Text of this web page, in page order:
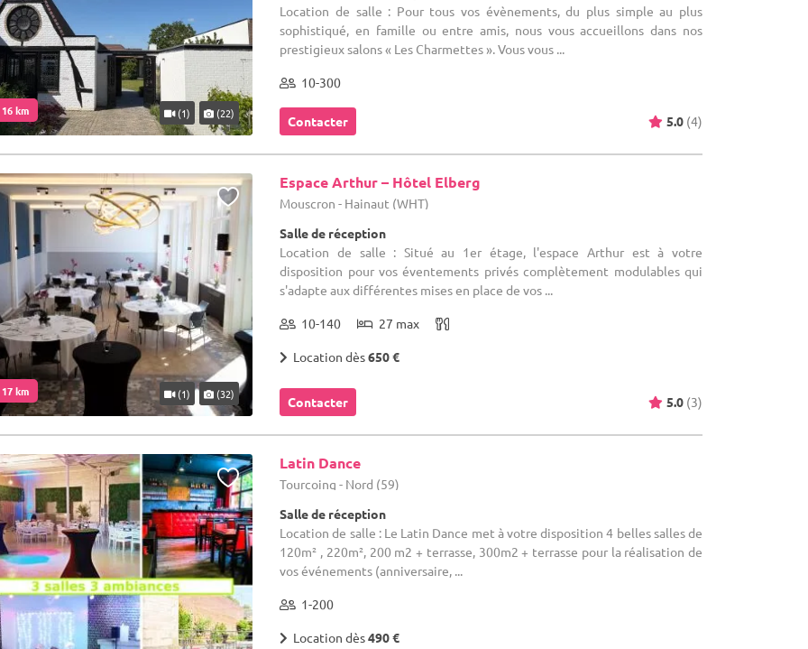
km (1) (22)
Location de salle : Pour tous vos évènements, du plus simple au plus
sophistiqué, en famille ou entre amis, nous vous accueillons dans nos
prestigieux salons « Les Charmettes ». Vous vous ...
10-300
Contacter 5.0 (4)
km (1) (32)
Espace Arthur – Hôtel Elberg
Mouscron - Hainaut (WHT)
Salle de réception
Location de salle : Situé au 1er étage, l'espace Arthur est à votre
disposition pour vos éventements privés complètement modulables qui
s'adapte aux différentes mises en place de vos ...
10-140 27 max
Location dès650 €
Contacter 5.0 (3)
Latin Dance
Tourcoing - Nord (59)
Salle de réception
Location de salle : Le Latin Dance met à votre disposition 4 belles salles de
120m² , 220m², 200 m2 + terrasse, 300m2 + terrasse pour la réalisation de
vos événements (anniversaire, ...
1-200
Location dès490 €